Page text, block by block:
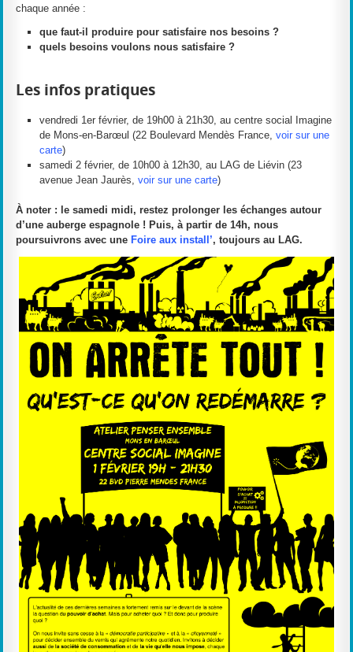
chaque année :
que faut-il produire pour satisfaire nos besoins ?
quels besoins voulons nous satisfaire ?
Les infos pratiques
vendredi 1er février, de 19h00 à 21h30, au centre social Imagine
de Mons-en-Barœul (22 Boulevard Mendès France,voir sur une
carte)
samedi 2 février, de 10h00 à 12h30, au LAG de Liévin (23
avenue Jean Jaurès,voir sur une carte)
À noter : le samedi midi, restez prolonger les échanges autour
d’une auberge espagnole ! Puis, à partir de 14h, nous
poursuivrons avec une Foire aux install’, toujours au LAG.